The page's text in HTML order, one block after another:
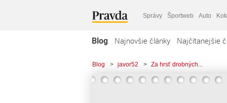
Správy Športweb Auto
Blog Najnovšie články Najčítanejšie
Blog > javor52 > Za hrsť drobných...